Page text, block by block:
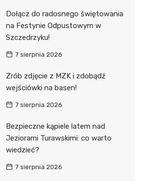
Dołącz do radosnego świętowania
na Festynie Odpustowym w
Szczedrzyku!
7 sierpnia 2026
Zrób zdjęcie z MZK i zdobądź
wejściówki na basen!
7 sierpnia 2026
Bezpieczne kąpiele latem nad
Jeziorami Turawskimi: co warto
wiedzieć?
7 sierpnia 2026